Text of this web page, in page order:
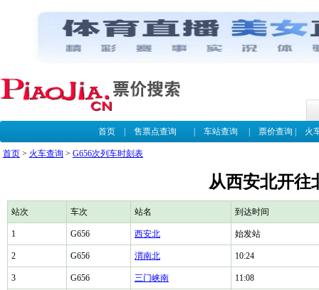
首页| 售票点查询 车站查询 票价查询 火
首页 > 火车查询 > G656次列车时刻表
从西安北开往
站次 车次 站名 到达时间
1 G656 西安北 始发站
2 G656 渭南北 10:24
3 G656 三门峡南 11:08